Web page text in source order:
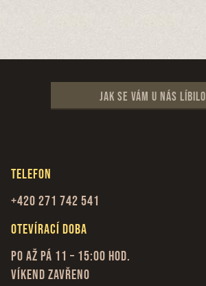
Jak se vám u nás líbilo
Telefon
+420 271 742 541
Otevírací doba
Po až Pá 11 – 15:00 hod.
Víkend zavřeno